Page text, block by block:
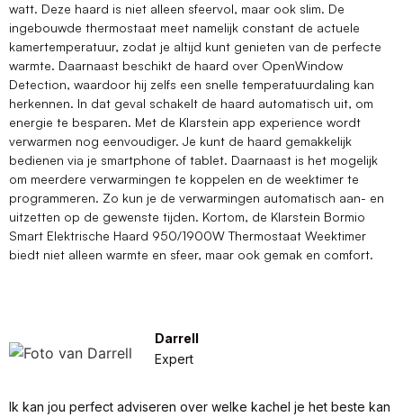
watt. Deze haard is niet alleen sfeervol, maar ook slim. De
ingebouwde thermostaat meet namelijk constant de actuele
kamertemperatuur, zodat je altijd kunt genieten van de perfecte
warmte. Daarnaast beschikt de haard over OpenWindow
Detection, waardoor hij zelfs een snelle temperatuurdaling kan
herkennen. In dat geval schakelt de haard automatisch uit, om
energie te besparen. Met de Klarstein app experience wordt
verwarmen nog eenvoudiger. Je kunt de haard gemakkelijk
bedienen via je smartphone of tablet. Daarnaast is het mogelijk
om meerdere verwarmingen te koppelen en de weektimer te
programmeren. Zo kun je de verwarmingen automatisch aan- en
uitzetten op de gewenste tijden. Kortom, de Klarstein Bormio
Smart Elektrische Haard 950/1900W Thermostaat Weektimer
biedt niet alleen warmte en sfeer, maar ook gemak en comfort.
Darrell
Expert
Ik kan jou perfect adviseren over welke kachel je het beste kan